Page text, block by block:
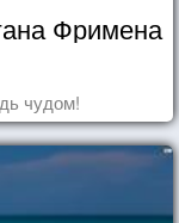
Фримена
чудом!